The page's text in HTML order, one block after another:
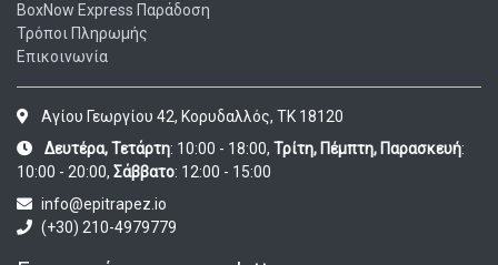
BoxNow Express Παράδοση
Τρόποι Πληρωμής
Επικοινωνία
Αγίου Γεωργίου 42, Κορυδαλλός, ΤΚ 18120
Δευτέρα, Τετάρτη: 10:00 - 18:00, Τρίτη, Πέμπτη, Παρασκευή:
10:00 - 20:00, Σάββατο: 12:00 - 15:00
info@epitrapez.io
(+30) 210-4979779